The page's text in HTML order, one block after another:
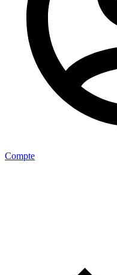
Compte